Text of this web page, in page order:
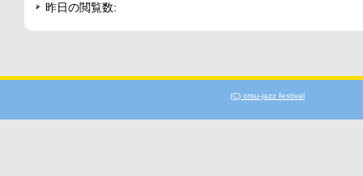
昨日の閲覧数:
(C) otsu-jazz festival